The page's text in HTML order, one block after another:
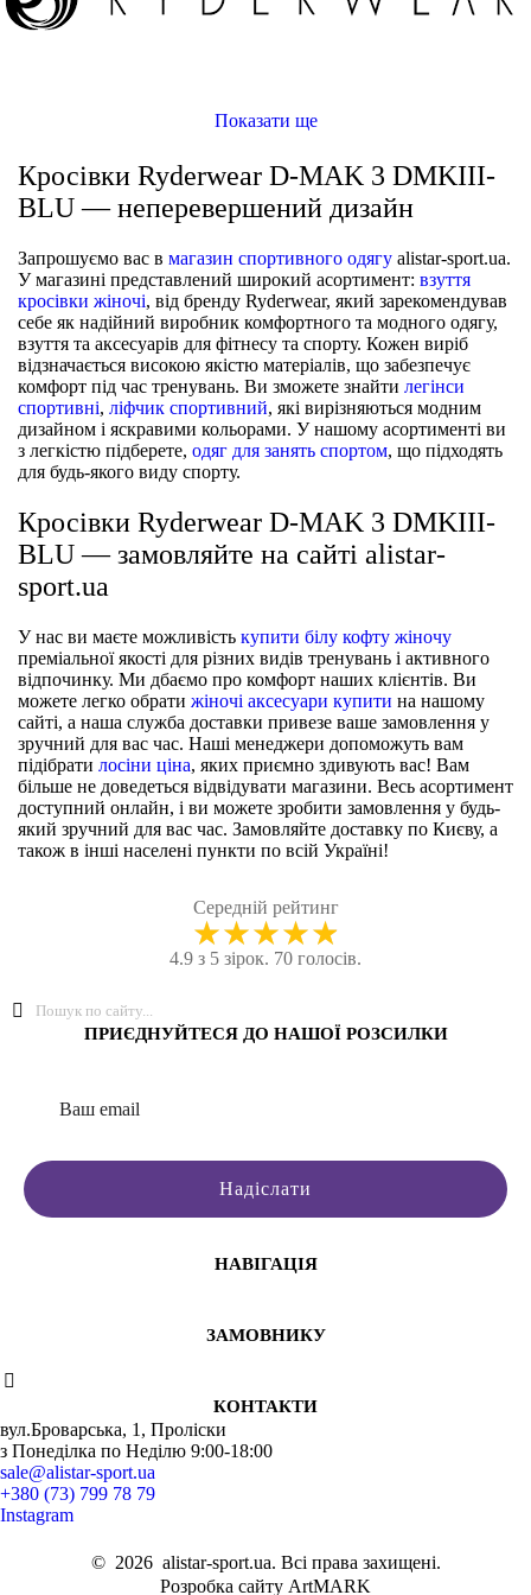
В наявності
Ціна: 9600 грн
В наявності
Ціна: 9600 грн
В наявності
Ціна: 8600 грн
В наявності
Ціна: 12050 грн
Показати ще
Кросівки Ryderwear D-MAK 3 DMKIII-
BLU — неперевершений дизайн
Запрошуємо вас в магазин спортивного одягу alistar-sport.ua.
У магазині представлений широкий асортимент: взуття
кросівки жіночі, від бренду Ryderwear, який зарекомендував
себе як надійний виробник комфортного та модного одягу,
взуття та аксесуарів для фітнесу та спорту. Кожен виріб
відзначається високою якістю матеріалів, що забезпечує
комфорт під час тренувань. Ви зможете знайти легінси
спортивні, ліфчик спортивний, які вирізняються модним
дизайном і яскравими кольорами. У нашому асортименті ви
з легкістю підберете, одяг для занять спортом, що підходять
для будь-якого виду спорту.
Кросівки Ryderwear D-MAK 3 DMKIII-
BLU — замовляйте на сайті alistar-
sport.ua
У нас ви маєте можливість купити білу кофту жіночу
преміальної якості для різних видів тренувань і активного
відпочинку. Ми дбаємо про комфорт наших клієнтів. Ви
можете легко обрати жіночі аксесуари купити на нашому
сайті, а наша служба доставки привезе ваше замовлення у
зручний для вас час. Наші менеджери допоможуть вам
підібрати лосіни ціна, яких приємно здивують вас! Вам
більше не доведеться відвідувати магазини. Весь асортимент
доступний онлайн, і ви можете зробити замовлення у будь-
який зручний для вас час. Замовляйте доставку по Києву, а
також в інші населені пункти по всій Україні!
Середній рейтинг
★★★★★
4.9 з 5 зірок. 70 голосів.
ПРИЄДНУЙТЕСЯ ДО НАШОЇ РОЗСИЛКИ
Надіслати
НАВІГАЦІЯ
ЗАМОВНИКУ
КОНТАКТИ
вул.Броварська, 1, Проліски
з Понеділка по Неділю 9:00-18:00
sale@alistar-sport.ua
+380 (73) 799 78 79
Instagram
© 2026alistar-sport.ua. Всі права захищені.
Розробка сайту ArtMARK